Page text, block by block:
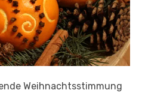
Weihnachtsstimmung